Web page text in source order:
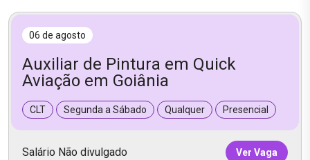
06 de agosto
Auxiliar de Pintura em Quick
Aviação em Goiânia
CLT Segunda a Sábado Qualquer Presencial
Salário Não divulgado Ver Vaga